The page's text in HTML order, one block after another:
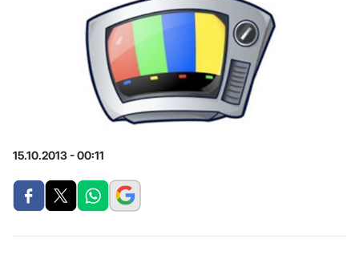
15.10.2013 - 00:11